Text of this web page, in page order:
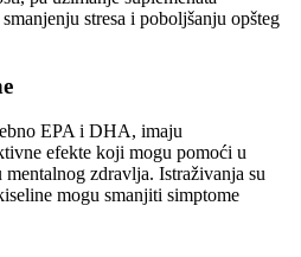
stresa i poboljšanju opšteg
EPA i DHA, imaju
efekte koji mogu pomoći u
zdravlja. Istraživanja su
mogu smanjiti simptome